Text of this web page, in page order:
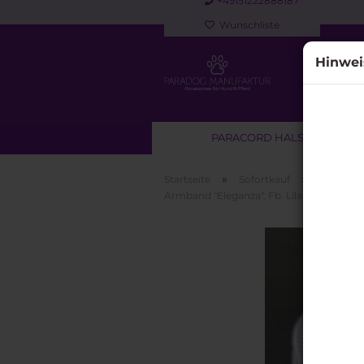
Wunschliste
PARACORD HALSBAND
Paracord Halsbänder für
Kurzführer für Hunde
» »